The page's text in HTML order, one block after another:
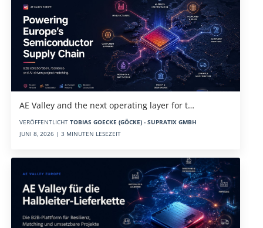
AE Valley and the next operating layer for t…
VERÖFFENTLICHT TOBIAS GOECKE (GÖCKE) - SUPRATIX GMBH
JUNI 8, 2026 | 3 MINUTEN LESEZEIT